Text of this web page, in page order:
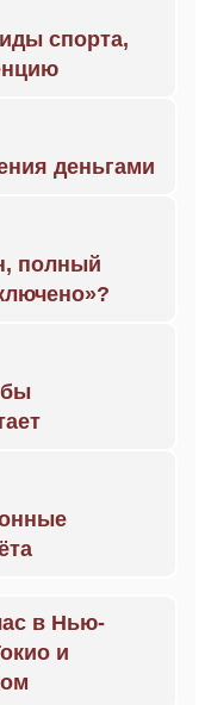
спорта,
деньгами
полный
в Нью-
и